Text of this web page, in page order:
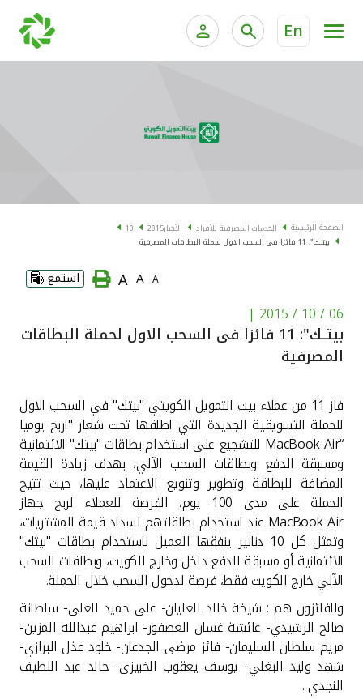
En
الخدمات المصرفية الإلكترونية للشركات
البطاقات
"برامج العملاء"
الاستثمار
أدوات وخدمات
خدمات ما بعد البيع
اتصل بنا
مواقع الفروع وأجهزة الصرف الآلي
ألمانيا
ماليزيا
الصفحة الرئيسية الخدمات المصرفية للأفراد الأخبار2015
10
بيتــك": 11 فائزا فى السحب الاول لحملة البطاقات المصرفية
A
A
A استمع
06 / 10 / 2015
|
بيتــك": 11 فائزا فى السحب الاول لحملة البطاقات
المصرفية
فاز 11 من عملاء بيت التمويل الكويتي "بيتك" في السحب الاول
للحملة التسويقية الجديدة التي اطلقها تحت شعار "اربح يوميا
“MacBook Air للتشجيع على استخدام بطاقات "بيتك" الائتمانية
ومسبقة الدفع وبطاقات السحب الآلي، بهدف زيادة القيمة
المضافة للبطاقة وتطوير وتنويع الاعتماد عليها، حيث تتيح
الحملة على مدى 100 يوم، الفرصة للعملاء لربح جهاز
MacBook Air عند استخدام بطاقاتهم لسداد قيمة المشتريات،
وتمثل كل 10 دنانير ينفقها العميل باستخدام بطاقات "بيتك"
الائتمانية أو مسبقة الدفع داخل وخارج الكويت، وبطاقات السحب
الآلي خارج الكويت فقط، فرصة لدخول السحب خلال الحملة.
والفائزون هم : شيخة خالد العليان- على حميد العلى- سلطانة
صالح الرشيدي- عائشة غسان العصفور- ابراهيم عبدالله المزين-
مريم سلطان السليمان- فائز مرضى الجدعان- خلود عذل البرازي-
شهد وليد البغلي- يوسف يعقوب الخبيزى- خالد عبد اللطيف
النجدي .